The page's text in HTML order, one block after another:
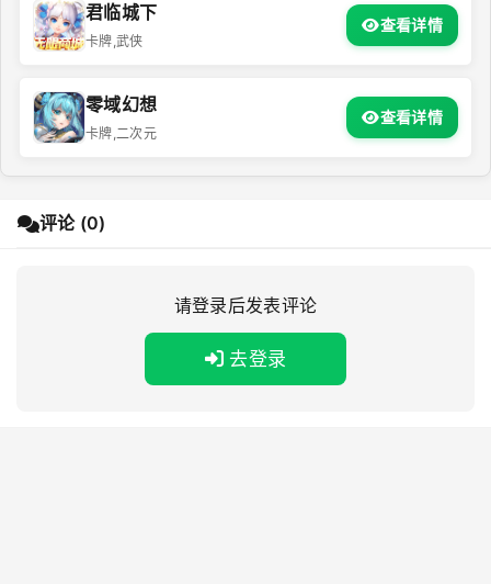
君临城下
卡牌,武侠
查看详情
零域幻想
卡牌,二次元
查看详情
评论 (0)
请登录后发表评论
去登录